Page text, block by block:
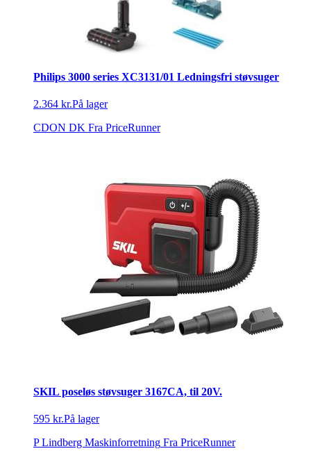
Philips 3000 series XC3131/01 Ledningsfri støvsuger
2.364 kr.På lager
CDON DK Fra PriceRunner
SKIL poseløs støvsuger 3167CA, til 20V.
595 kr.På lager
P Lindberg Maskinforretning Fra PriceRunner